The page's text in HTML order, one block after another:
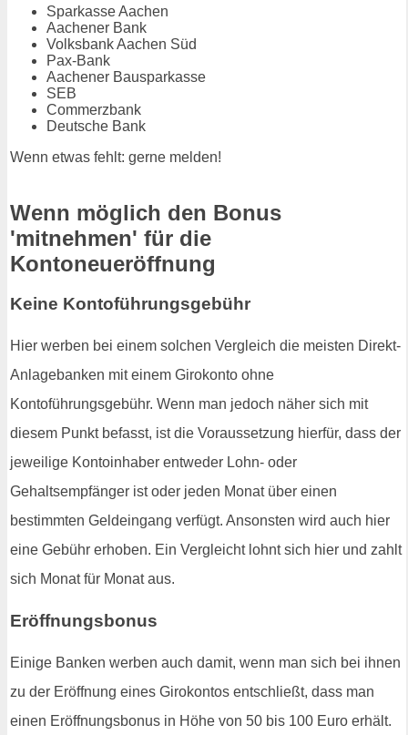
Sparkasse Aachen
Aachener Bank
Volksbank Aachen Süd
Pax-Bank
Aachener Bausparkasse
SEB
Commerzbank
Deutsche Bank
Wenn etwas fehlt: gerne melden!
Wenn möglich den Bonus
'mitnehmen' für die
Kontoneueröffnung
Keine Kontoführungsgebühr
Hier werben bei einem solchen Vergleich die meisten Direkt-
Anlagebanken mit einem Girokonto ohne
Kontoführungsgebühr. Wenn man jedoch näher sich mit
diesem Punkt befasst, ist die Voraussetzung hierfür, dass der
jeweilige Kontoinhaber entweder Lohn- oder
Gehaltsempfänger ist oder jeden Monat über einen
bestimmten Geldeingang verfügt. Ansonsten wird auch hier
eine Gebühr erhoben. Ein Vergleicht lohnt sich hier und zahlt
sich Monat für Monat aus.
Eröffnungsbonus
Einige Banken werben auch damit, wenn man sich bei ihnen
zu der Eröffnung eines Girokontos entschließt, dass man
einen Eröffnungsbonus in Höhe von 50 bis 100 Euro erhält.